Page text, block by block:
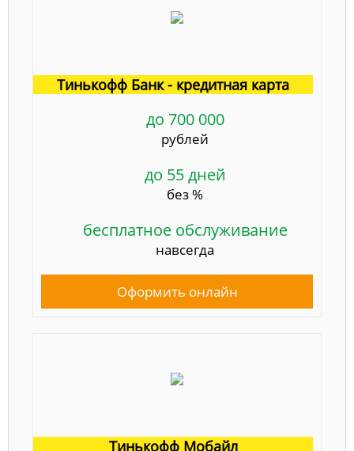
Тинькофф Банк - кредитная карта
до 700 000
рублей
до 55 дней
без %
бесплатное обслуживание
навсегда
Оформить онлайн
Тинькофф Мобайл